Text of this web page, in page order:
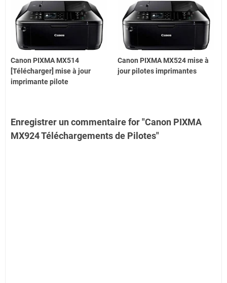
Canon PIXMA MX514
[Télécharger] mise à jour
imprimante pilote
Canon PIXMA MX524 mise à
jour pilotes imprimantes
Enregistrer un commentaire for "Canon PIXMA
MX924 Téléchargements de Pilotes"